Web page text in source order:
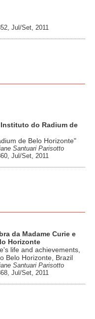
Jul/Set, 2011
do Radium de
de Belo Horizonte"
Santuari Parisotto
Jul/Set, 2011
da Madame Curie e
Horizonte
life and achievements,
Belo Horizonte, Brazil
Santuari Parisotto
Jul/Set, 2011